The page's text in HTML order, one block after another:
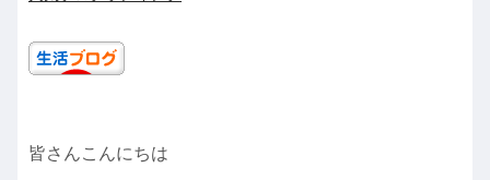
皆さんこんにちは